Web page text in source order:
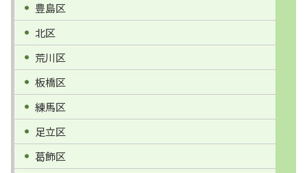
豊島区
北区
荒川区
板橋区
練馬区
足立区
葛飾区